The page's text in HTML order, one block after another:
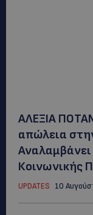
ΑΛΕΞΙΑ
απώλεια
Κοινωνικής
UPDATES 10